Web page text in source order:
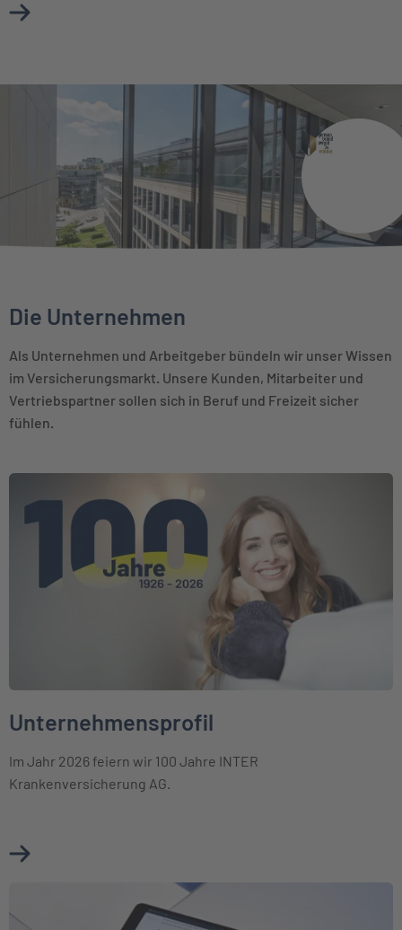
Mehr über Vorstand erfahren
Die Unternehmen
Als Unternehmen und Arbeitgeber bündeln wir unser Wissen
im Versicherungsmarkt. Unsere Kunden, Mitarbeiter und
Vertriebspartner sollen sich in Beruf und Freizeit sicher
fühlen.
Unternehmensprofil
Im Jahr 2026 feiern wir 100 Jahre INTER
Krankenversicherung AG.
Mehr über Unternehmensprofil erfahren